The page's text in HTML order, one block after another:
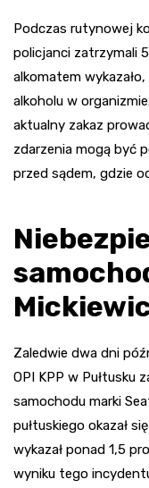
Podczas rutynowej
policjanci zatrzymali
alkomatem
alkoholu w
aktualny zakaz
zdarzenia mogą być
przed sądem, gdzie
Zaledwie dwa dni
OPI KPP w Pułtusku
samochodu marki
pułtuskiego okazał
wykazał ponad 1,5
wyniku tego